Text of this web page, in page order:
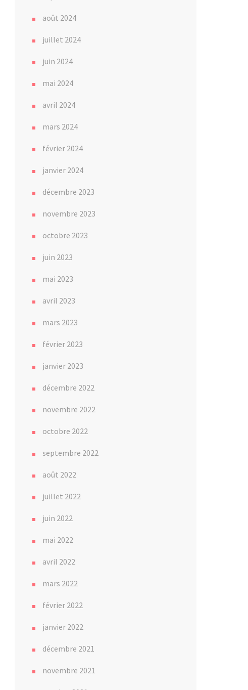
août 2024
juillet 2024
juin 2024
mai 2024
avril 2024
mars 2024
février 2024
janvier 2024
décembre 2023
novembre 2023
octobre 2023
juin 2023
mai 2023
avril 2023
mars 2023
février 2023
janvier 2023
décembre 2022
novembre 2022
octobre 2022
septembre 2022
août 2022
juillet 2022
juin 2022
mai 2022
avril 2022
mars 2022
février 2022
janvier 2022
décembre 2021
novembre 2021